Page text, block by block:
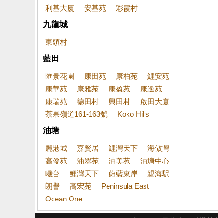
利基大廈 安基苑 彩霞村
九龍城
東頭村
藍田
匯景花園 康田苑 康柏苑
鯉安苑
康華苑
康雅苑 康盈苑
康逸苑
康瑞苑
德田村 興田村
啟田大廈
茶果嶺道161-163號
Koko Hills
油塘
麗港城 嘉賢居 鯉灣天下
海傲灣
高俊苑
油翠苑 油美苑
油塘中心
曦台
鯉灣天下 蔚藍東岸
親海駅
朗譽
高宏苑
Peninsula East
Ocean One